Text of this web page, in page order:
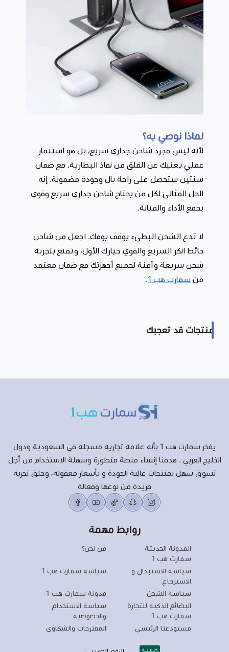
لماذا نوصي به؟
لأنه ليس مجرد شاحن جداري سريع، بل هو استثمار
عملي يغنيك عن القلق من نفاذ البطارية. مع ضمان
سنتين ستحصل على راحة بال وجودة مضمونة. إنه
الحل المثالي لكل من يحتاج شاحن جداري سريع وقوي
يجمع الأداء والمتانة.
لا تدع الشحن البطيء يوقف يومك. اجعل من شاحن
حائط انكر السريع والقوي خيارك الأول، وتمتع بتجربة
شحن سريعة وآمنة لجميع أجهزتك مع ضمان معتمد
من سمارت هب 1
منتجات قد تعجبك
يفخر سمارت هب 1 بأنه علامة تجارية مسجلة في السعودية ودول
الخليج العربي . هدفنا إنشاء منصة متطورة وسهلة الاستخدام من أجل
تسوق سهل بمنتجات عالية الجودة و بأسعار معقولة، وخلق تجربة
فريدة من نوعها وفعالة
روابط مهمة
المدونة الحديثة
سمارت هب 1
من نحن؟
سياسة الاستبدال و
الاسترجاع
سياسة سمارت هب 1
سياسة الشحن
مدونة سمارت هب 1
البضائع الذكية للتجارة
سمارت هب 1
سياسة الاستخدام
والخصوصية
مستودعنا الرئيسي
المقترحات والشكاوى